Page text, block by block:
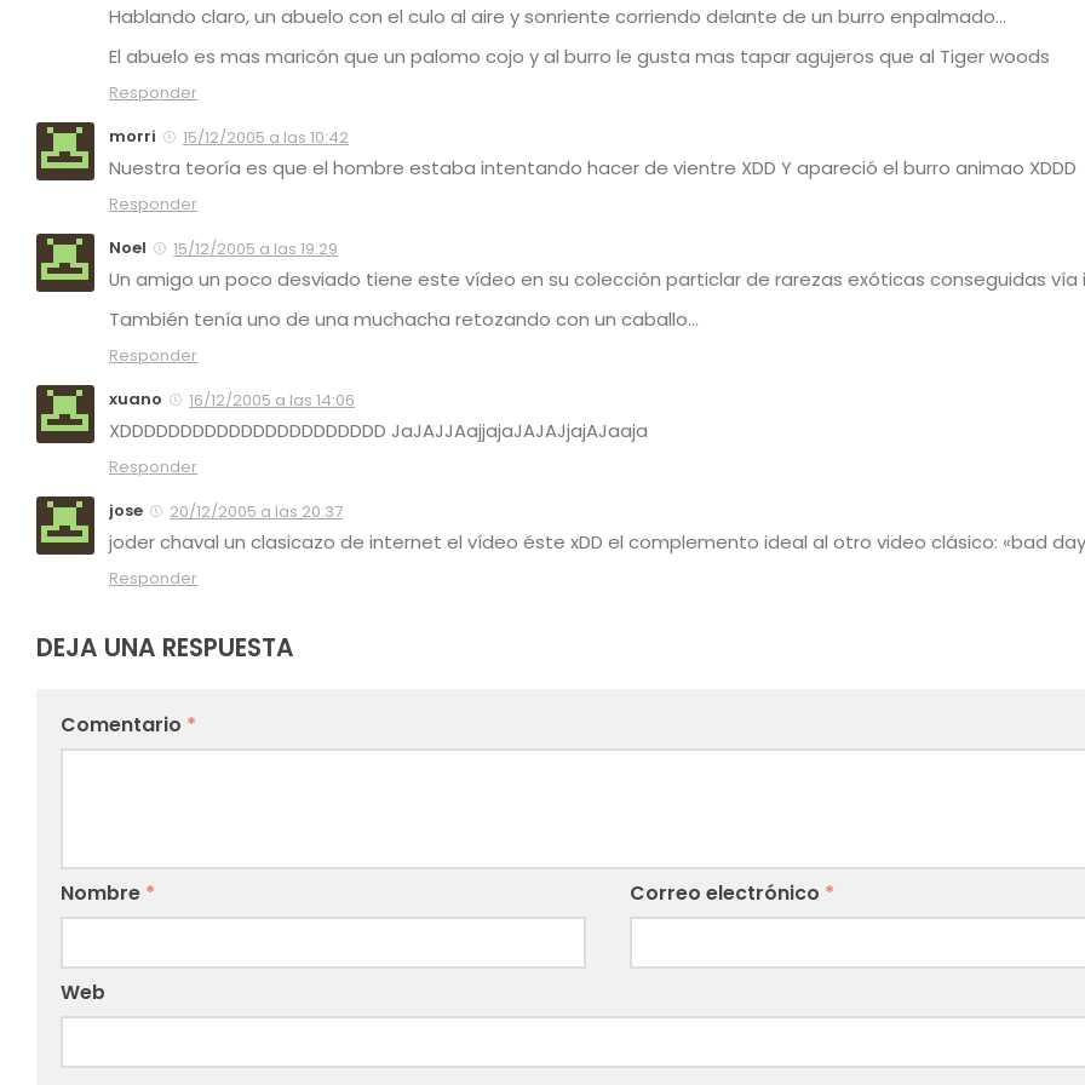
Hablando claro, un abuelo con el culo al aire y sonriente corriendo delante de un burro enpalmado…
El abuelo es mas maricón que un palomo cojo y al burro le gusta mas tapar agujeros que al Tiger woods
Responder
morri
15/12/2005 a las 10:42
Nuestra teoría es que el hombre estaba intentando hacer de vientre XDD Y apareció el burro animao XDDD
Responder
Noel
15/12/2005 a las 19:29
Un amigo un poco desviado tiene este vídeo en su colección particlar de rarezas exóticas conseguidas vía
También tenía uno de una muchacha retozando con un caballo…
Responder
xuano
16/12/2005 a las 14:06
XDDDDDDDDDDDDDDDDDDDDDD JaJAJJAajjajaJAJAJjajAJaaja
Responder
jose
20/12/2005 a las 20:37
joder chaval un clasicazo de internet el vídeo éste xDD el complemento ideal al otro video clásico: «bad
Responder
DEJA UNA RESPUESTA
Comentario *
Nombre * Correo electrónico *
Web